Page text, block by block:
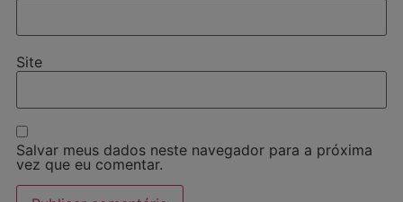
Site
Salvar meus dados neste navegador para a próxima
vez que eu comentar.